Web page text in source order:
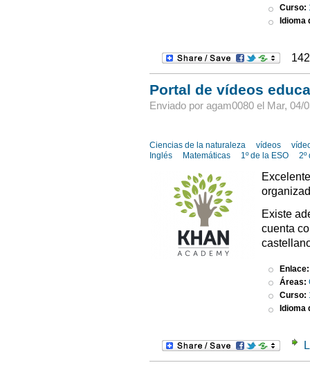
Curso:
Portal de vídeos
Enviado por agam0080 el Mar, 04/
Ciencias de la naturaleza vídeos
Inglés
Matemáticas 1º de la ESO 2º
Existe
cuenta
Áreas:
Curso: